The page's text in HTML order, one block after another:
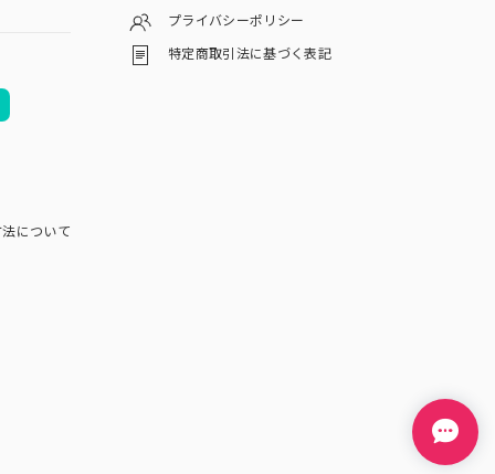
について
プライバシーポリシー
特定商取引法に基づく表記